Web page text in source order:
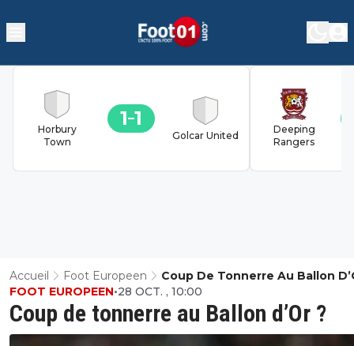
Horbury
Town
1 1
Golcar United
Deeping
Rangers
Accueil Foot Europeen Coup De Tonnerre Au Ballon
Coup de tonnerre au Ballon d’Or ?
FOOT EUROPEEN•28 OCT. , 10:00